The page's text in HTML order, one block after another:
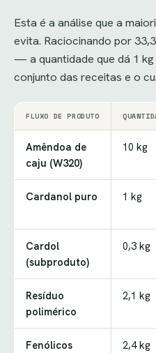
Esta é a análise que a
evita. Raciocinando por
— a quantidade que dá 1
conjunto das receitas e o
FLUXO DE PRODUTO
Amêndoa de
caju (W320)
10 kg
Cardanol puro 1 kg
Cardol
(subproduto)
0,3 kg
Resíduo
polimérico
2,1 kg
Fenólicos
2,4 kg